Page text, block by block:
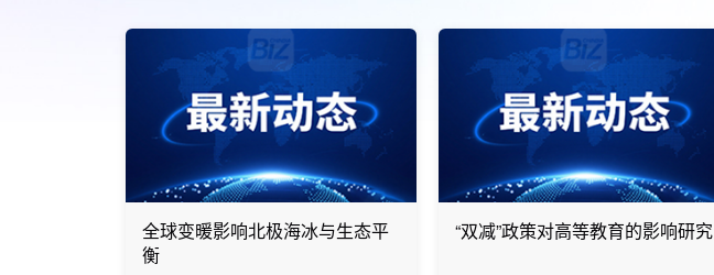
全球变暖影响北极海冰与生态平
衡
“双减”政策对高等教育的影响研究